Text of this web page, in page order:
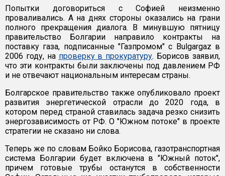
Попытки договориться с Софией неизменно
проваливались. А на днях стороны оказались на грани
полного прекращения диалога. В минувшую пятницу
правительство Болгарии направило контракты на
поставку газа, подписанные "Газпромом" с Bulgargaz в
2006 году, на проверку в прокуратуру. Борисов заявил,
что эти контракты были заключены под давлением РФ
и не отвечают национальным интересам страны.
Болгарское правительство также опубликовало проект
развития энергетической отрасли до 2020 года, в
котором перед страной ставилась задача резко снизить
энергозависимость от РФ. О "Южном потоке" в проекте
стратегии не сказано ни слова.
Теперь же по словам Бойко Борисова, газотранспортная
система Болгарии будет включена в "Южный поток",
причем готовые трубы останутся в собственности